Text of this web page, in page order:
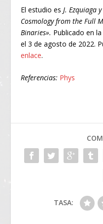
El estudio es J. Ezquiaga
Cosmology from the Full
Binaries». Publicado en
el 3 de agosto de 2022.
enlace.
Referencias: Phys
TASA: